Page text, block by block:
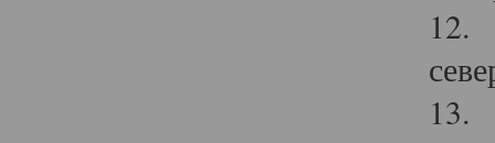
12.
13.